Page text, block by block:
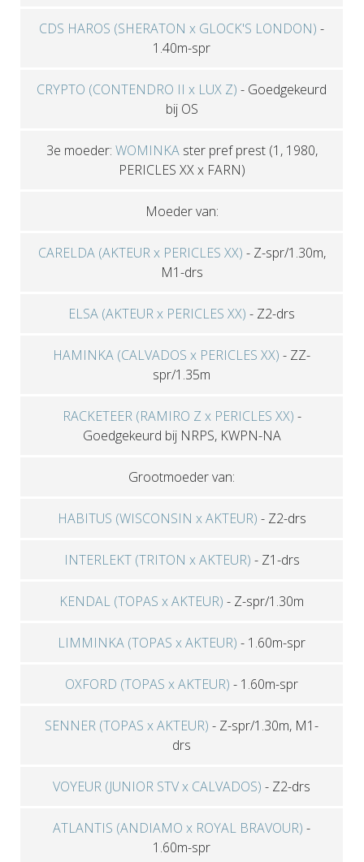
CDS HAROS (SHERATON x GLOCK'S LONDON) -
1.40m-spr
CRYPTO (CONTENDRO II x LUX Z) - Goedgekeurd
bij OS
3e moeder: WOMINKA ster pref prest (1, 1980,
PERICLES XX x FARN)
Moeder van:
CARELDA (AKTEUR x PERICLES XX) - Z-spr/1.30m,
M1-drs
ELSA (AKTEUR x PERICLES XX) - Z2-drs
HAMINKA (CALVADOS x PERICLES XX) - ZZ-
spr/1.35m
RACKETEER (RAMIRO Z x PERICLES XX) -
Goedgekeurd bij NRPS, KWPN-NA
Grootmoeder van:
HABITUS (WISCONSIN x AKTEUR) - Z2-drs
INTERLEKT (TRITON x AKTEUR) - Z1-drs
KENDAL (TOPAS x AKTEUR) - Z-spr/1.30m
LIMMINKA (TOPAS x AKTEUR) - 1.60m-spr
OXFORD (TOPAS x AKTEUR) - 1.60m-spr
SENNER (TOPAS x AKTEUR) - Z-spr/1.30m, M1-
drs
VOYEUR (JUNIOR STV x CALVADOS) - Z2-drs
ATLANTIS (ANDIAMO x ROYAL BRAVOUR) -
1.60m-spr